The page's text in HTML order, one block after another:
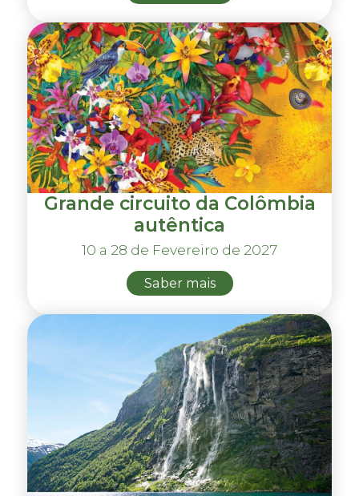
Grande circuito da Colômbia
autêntica
10 a 28 de Fevereiro de 2027
Saber mais